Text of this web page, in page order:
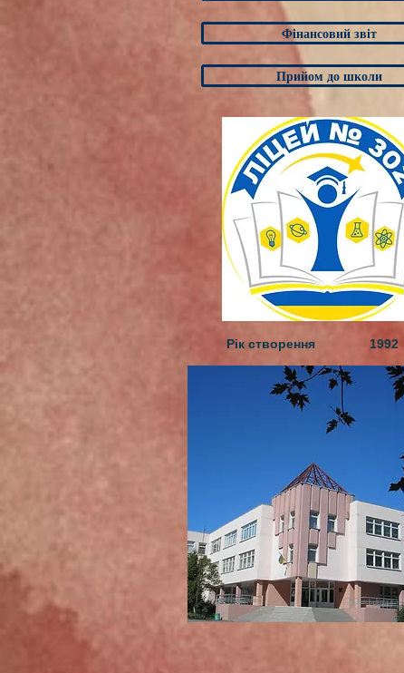
Фінансовий звіт
Рік створення 1992
Прийом до школи